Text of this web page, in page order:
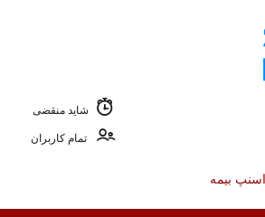
شاید منقضی
تمام کاربران
بیمه